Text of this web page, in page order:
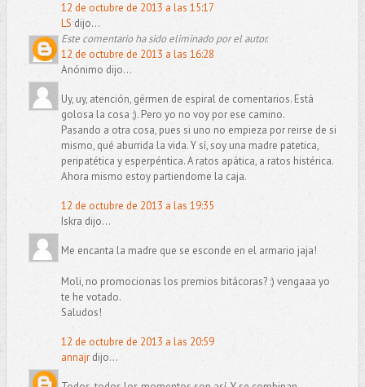
12 de octubre de 2013 a las 15:17
LS dijo...
Este comentario ha sido eliminado por el autor.
12 de octubre de 2013 a las 16:28
Anónimo dijo...
Uy, uy, atención, gérmen de espiral de comentarios. Está
golosa la cosa ;). Pero yo no voy por ese camino.
Pasando a otra cosa, pues si uno no empieza por reirse de si
mismo, qué aburrida la vida. Y sí, soy una madre patetica,
peripatética y esperpéntica. A ratos apática, a ratos histérica.
Ahora mismo estoy partiendome la caja.
12 de octubre de 2013 a las 19:35
Iskra dijo...
Me encanta la madre que se esconde en el armario jaja!
Moli, no promocionas los premios bitácoras? :) vengaaa yo
te he votado.
Saludos!
12 de octubre de 2013 a las 20:59
annajrdijo...